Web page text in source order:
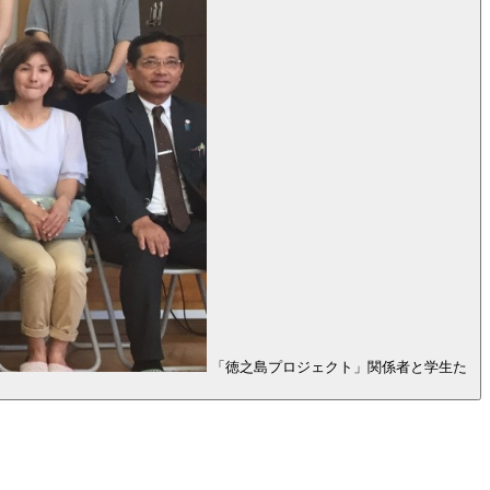
「徳之島プロジェクト」関係者と学生た